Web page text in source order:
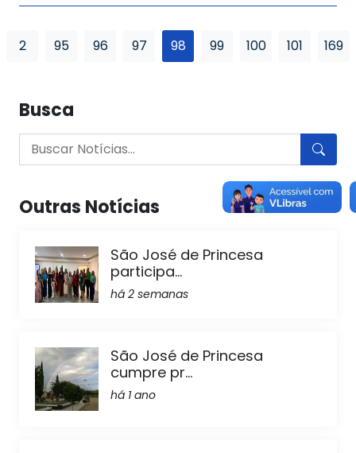
2 95 96 97 98 99 100 101 169
Busca
Outras Notícias
São José de Princesa
participa...
há 2 semanas
São José de Princesa
cumpre pr...
há 1 ano